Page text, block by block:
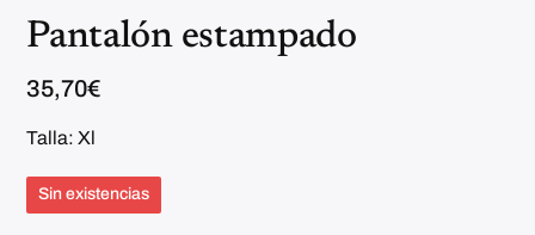
Pantalón estampado
35,70€
Talla: Xl
Sin existencias